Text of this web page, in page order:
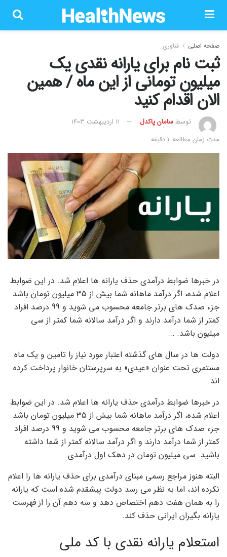
صفحه اصلی فناوری
ثبت نام برای یارانه نقدی یک
میلیون تومانی از این ماه / همین
الان اقدام کنید
توسطسامان پاکدل
۱۱ اردیبهشت ۱۴۰۳
مدت زمان مطالعه: 1 دقیقه
در خبرها ضوابط درآمدی حذف یارانه ها اعلام شد. در این ضوابط
اعلام شده، اگر درآمد ماهانه شما بیش از 35 میلیون تومان باشد
جزء صدک های برتر جامعه محسوب می شوید و 99 درصد افراد
کمتر از شما درآمد دارند و اگر درآمد سالانه شما کمتر از سی
میلیون باشد. …
دولت ها در سال های گذشته اعتبار مورد نیاز را تامین و یک ماه
مستمری تحت عنوان «عیدی» به سرپرستان خانوار پرداخت کرده
اند.
در خبرها ضوابط درآمدی حذف یارانه ها اعلام شد. در این ضوابط
اعلام شده، اگر درآمد ماهانه شما بیش از 35 میلیون تومان باشد
جزء صدک های برتر جامعه محسوب می شوید و 99 درصد افراد
کمتر از شما درآمد دارند و اگر درآمد سالانه کمتر از شما داشته
باشید. سی میلیون تومان در دهک اول درآمدی.
البته هنوز مراجع رسمی مبنای درآمدی برای حذف یارانه ها را اعلام
نکرده اند، اما به نظر می رسد دولت پیشقدم شده است که یارانه
را به همان هفت دهم اختصاص دهد و سه دهم آن را از فهرست
یارانه بگیران ایرانی حذف کند.
استعلام یارانه نقدی با کد ملی